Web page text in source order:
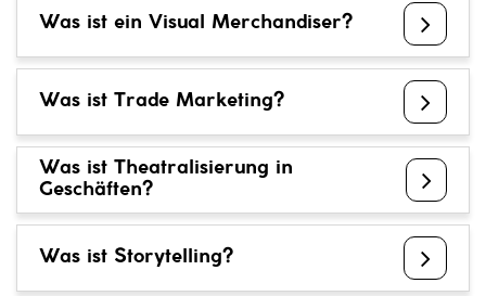
Was ist ein Visual Merchandiser?
Was ist Trade Marketing?
Was ist Theatralisierung in
Geschäften?
Was ist Storytelling?